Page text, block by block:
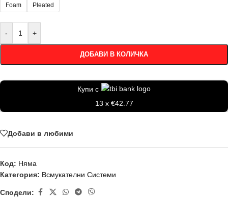
Foam Pleated
- +
ДОБАВИ В КОЛИЧКА
Купи с
13 x €42.77
Добави в любими
Код: Няма
Категория: Всмукателни Системи
Сподели: